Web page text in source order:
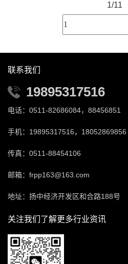
1/11
联系我们
19895317516
电话：0511-82686084，88456851
手机：19895317516，18052869856
传真：0511-88454106
邮箱：frpp163@163.com
地址：扬中经济开发区和合路188号
关注我们了解更多行业资讯